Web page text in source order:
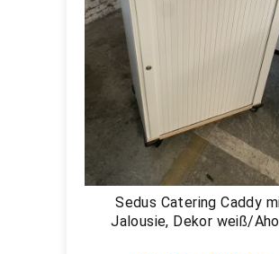
Sedus Catering Caddy
Jalousie, Dekor weiß/